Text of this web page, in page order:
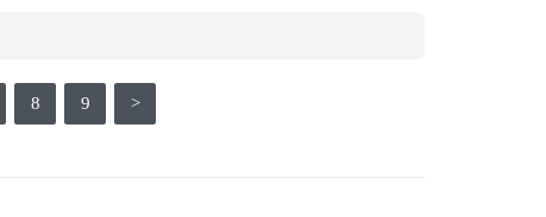
8 9 >